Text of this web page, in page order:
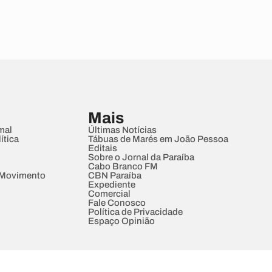
Mais
Últimas Notícias
Tábuas de Marés em João Pessoa
Editais
Sobre o Jornal da Paraíba
Cabo Branco FM
CBN Paraíba
Expediente
Comercial
Fale Conosco
Política de Privacidade
Espaço Opinião